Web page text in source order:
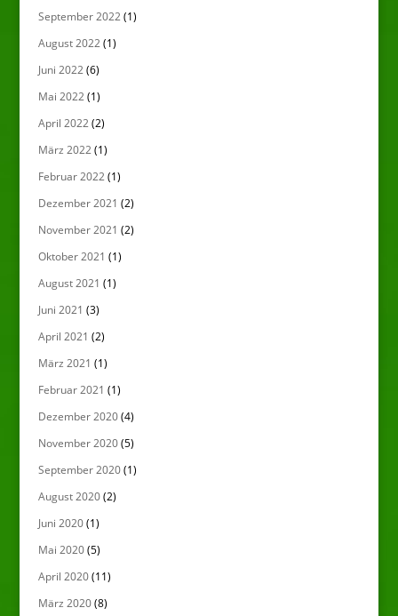
September 2022(1)
August 2022(1)
Juni 2022(6)
Mai 2022(1)
April 2022(2)
März 2022(1)
Februar 2022(1)
Dezember 2021 (2)
November 2021 (2)
Oktober 2021 (1)
August 2021 (1)
Juni 2021 (3)
April 2021 (2)
März 2021 (1)
Februar 2021 (1)
Dezember 2020(4)
November 2020(5)
September 2020(1)
August 2020(2)
Juni 2020(1)
Mai 2020(5)
April 2020(11)
März 2020(8)